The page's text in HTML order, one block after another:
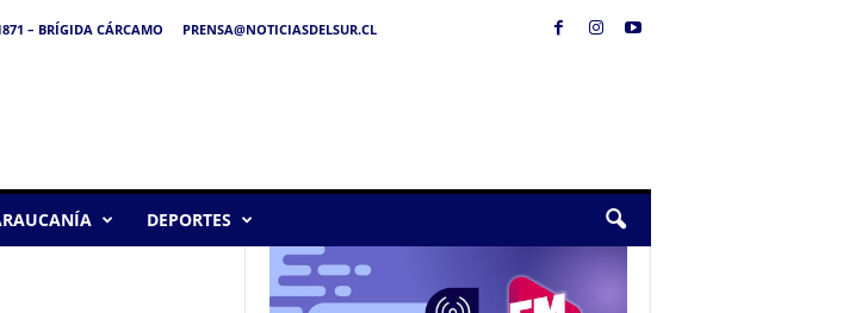
– BRÍGIDA CÁRCAMO
PRENSA@NOTICIASDELSUR.CL
DEPORTES